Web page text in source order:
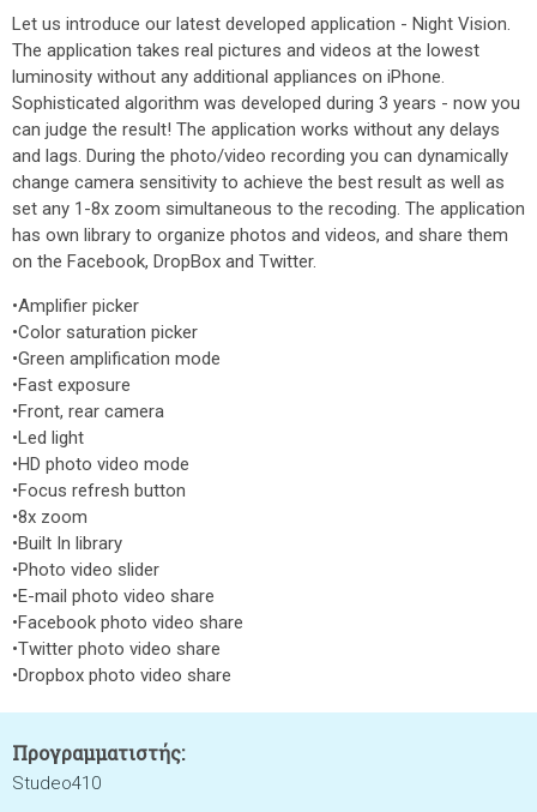
Let us introduce our latest developed application - Night Vision.
The application takes real pictures and videos at the lowest
luminosity without any additional appliances on iPhone.
Sophisticated algorithm was developed during 3 years - now you
can judge the result! The application works without any delays
and lags. During the photo/video recording you can dynamically
change camera sensitivity to achieve the best result as well as
set any 1-8x zoom simultaneous to the recoding. The application
has own library to organize photos and videos, and share them
on the Facebook, DropBox and Twitter.
•Аmplifier picker
•Color saturation picker
•Green amplification mode
•Fast exposure
•Front, rear camera
•Led light
•HD photo video mode
•Focus refresh button
•8x zoom
•Built In library
•Photo video slider
•E-mail photo video share
•Facebook photo video share
•Twitter photo video share
•Dropbox photo video share
Προγραμματιστής:
Studeo410